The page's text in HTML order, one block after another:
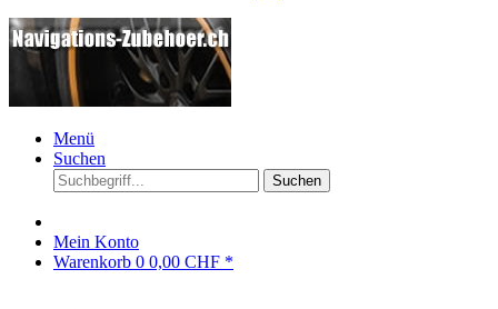
Menü
Suchen
Suchen
Mein Konto
Warenkorb 0 0,00 CHF *